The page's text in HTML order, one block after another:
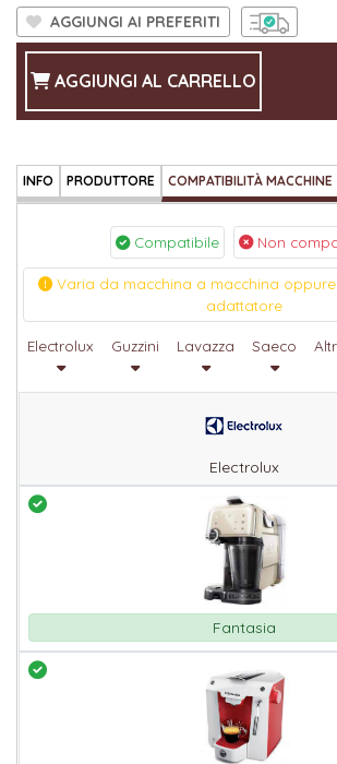
AGGIUNGI AI PREFERITI
AGGIUNGI AL CARRELLO
INFO PRODUTTORE COMPATIBILITÀ MACCHINE
Compatibile Non
Varia da macchina a macchina oppure
adattatore
Electrolux Guzzini Lavazza Saeco
Electrolux
Fantasia